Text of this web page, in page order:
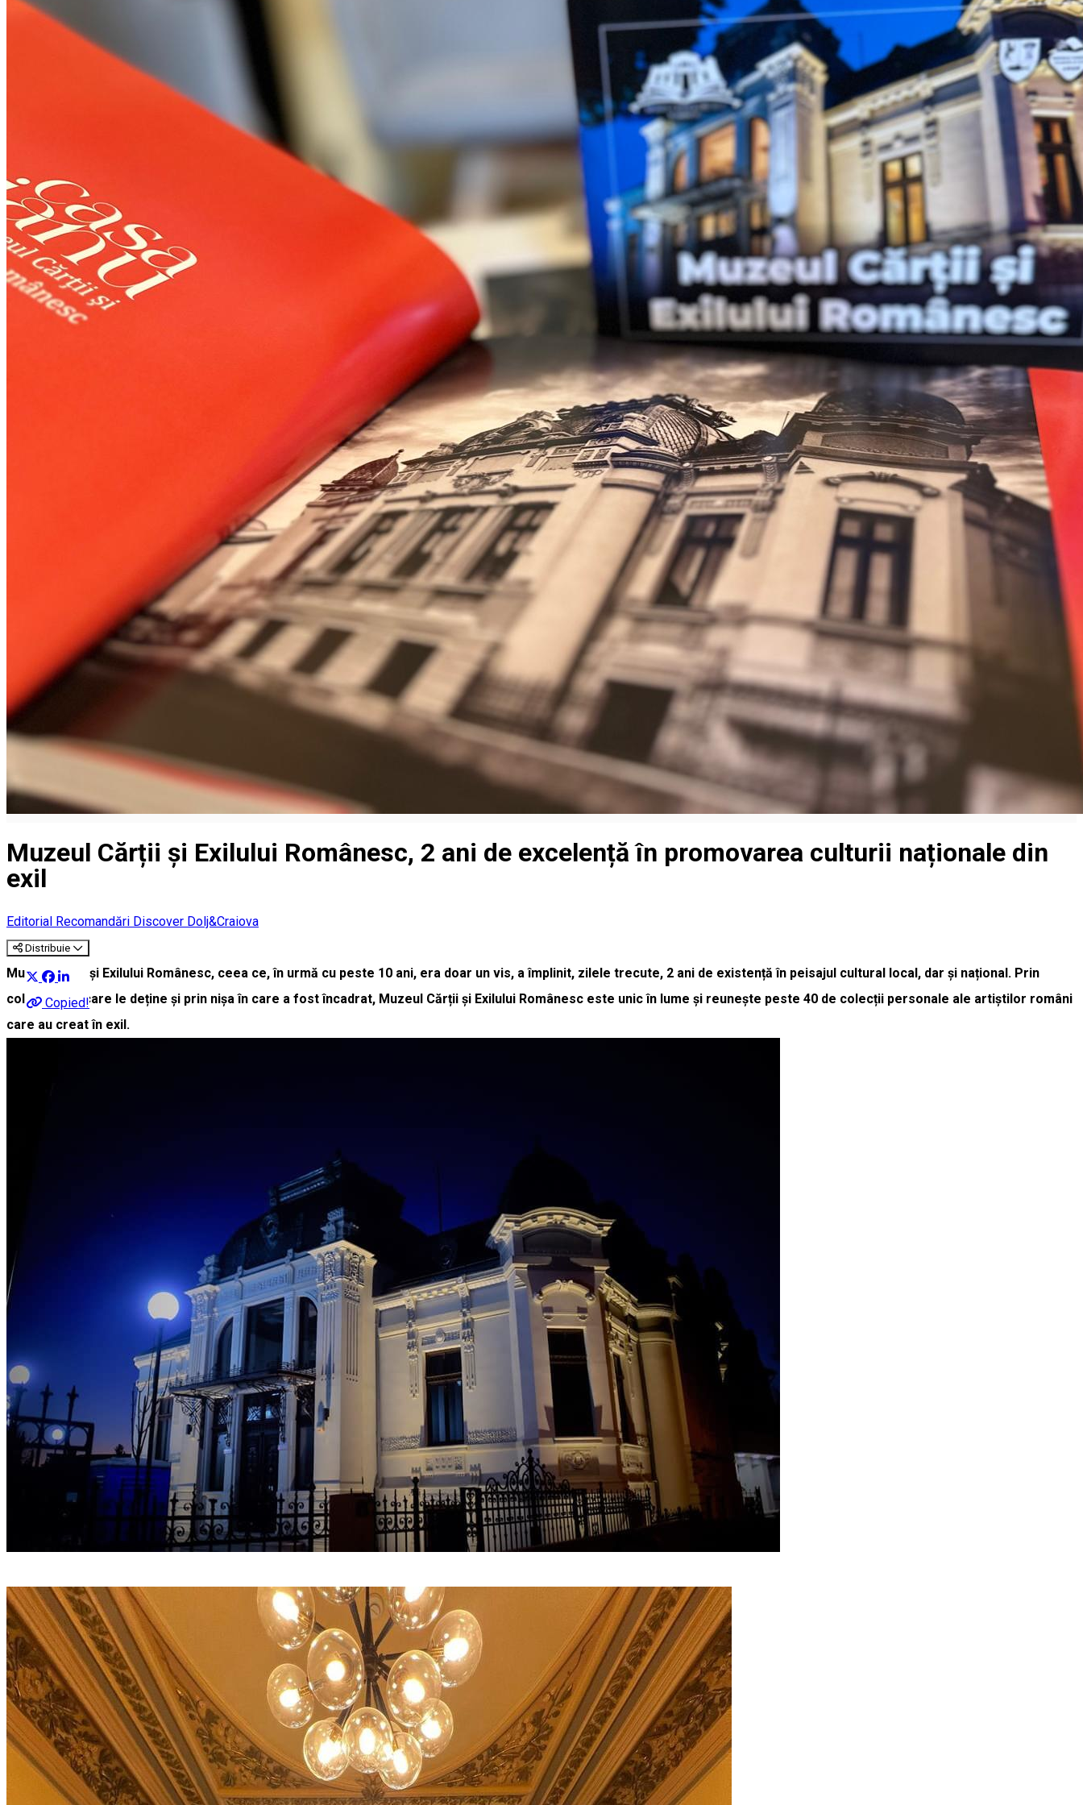
English
Închirieri biciclete
Taxi
Încărcare vehicule electrice
Muzeul Cărții și Exilului Românesc, 2 ani de excelență în promovarea culturii naționale din
exil
Editorial Recomandări Discover Dolj&Craiova
Distribuie
Copied!
Muzeul Cărții și Exilului Românesc, ceea ce, în urmă cu peste 10 ani, era doar un vis, a împlinit, zilele trecute, 2 ani de existență în peisajul cultural local, dar și național. Prin
colecțiile pe care le deține și prin nișa în care a fost încadrat, Muzeul Cărții și Exilului Românesc este unic în lume și reunește peste 40 de colecții personale ale artiștilor români
care au creat în exil.